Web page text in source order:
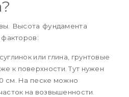
Высота фундамента
или глина, грунтовые
к поверхности. Тут нужен
см. На песке можно
на возвышенности.